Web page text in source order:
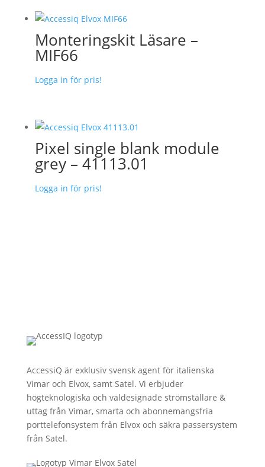
Monteringskit Läsare –
MIF66
Logga in för pris!
Pixel single blank module
grey – 41113.01
Logga in för pris!
AccessiQ är exklusiv svensk agent för italienska
Vimar och Elvox, samt Satel. Vi erbjuder
högteknologiska och väldesignade strömställare &
uttag från Vimar, smarta och abonnemangsfria
porttelefonsystem från Elvox och säkra passersystem
från Satel.